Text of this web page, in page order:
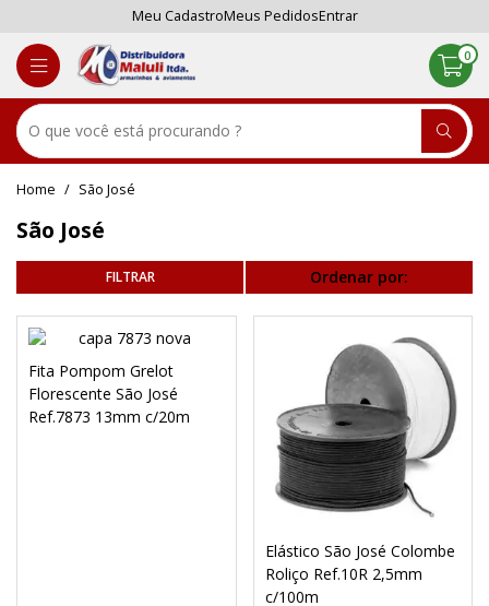
Meu CadastroMeus PedidosEntrar
0
São José
São José
Ordenar por:
Fita Pompom Grelot
Florescente São José
Ref.7873 13mm c/20m
Elástico São José Colombe
Roliço Ref.10R 2,5mm
c/100m